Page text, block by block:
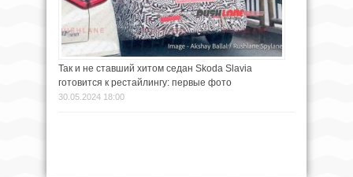
Так и не ставший хитом седан Skoda Slavia
готовится к рестайлингу: первые фото
30.05.2024 18:00